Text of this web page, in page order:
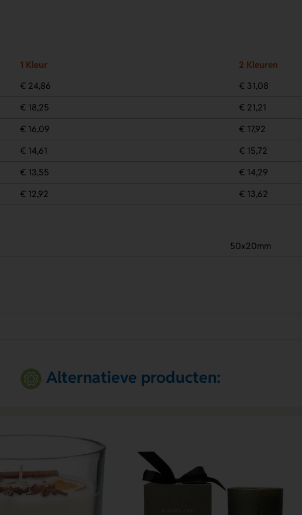
1 Kleur
2 Kleuren
€ 24,86
€ 31,08
€ 18,25
€ 21,21
€ 16,09
€ 17,92
€ 14,61
€ 15,72
€ 13,55
€ 14,29
€ 12,92 € 13,62
50x20mm
Alternatieve producten: